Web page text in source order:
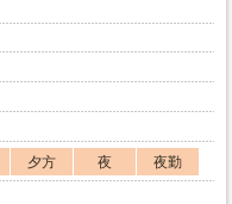
夕方 夜
夜勤